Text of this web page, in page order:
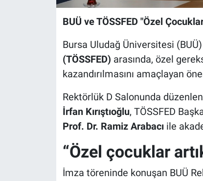
BUÜ ve TÖSSFED "Özel
Bursa Uludağ Üniversitesi
(TÖSSFED) arasında, özel
kazandırılmasını amaçlayan
Rektörlük D Salonunda
İrfan Kırıştıoğlu, TÖSSFED
Prof. Dr. Ramiz Arabacıile
“Özel çocuklar
İmza töreninde konuşan BUÜ
Magazin
Nöbetçi Eczaneler